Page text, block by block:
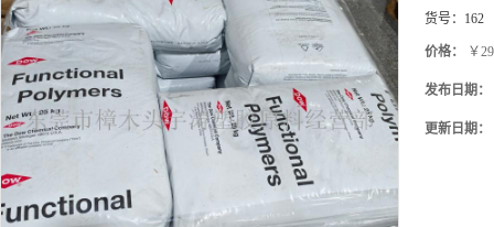
货号： 162
价格： ￥
发布日期：
更新日期：